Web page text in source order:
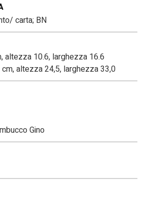
carta; BN
altezza 10.6, larghezza 16.6
altezza 24,5, larghezza 33,0
Gino